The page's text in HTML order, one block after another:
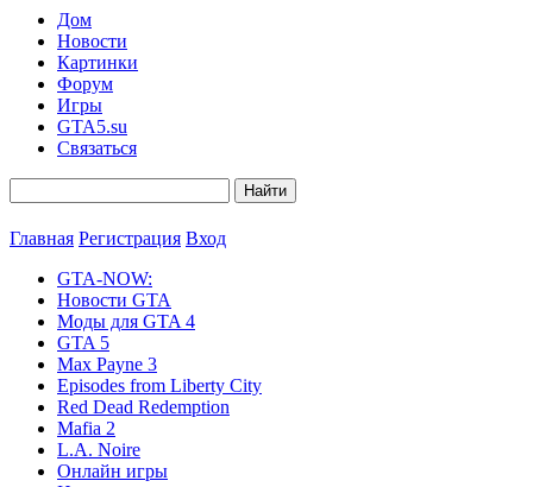
Дом
Новости
Картинки
Форум
Игры
GTA5.su
Связаться
Главная Регистрация Вход
GTA-NOW:
Новости GTA
Моды для GTA 4
GTA 5
Max Payne 3
Episodes from Liberty City
Red Dead Redemption
Mafia 2
L.A. Noire
Онлайн игры